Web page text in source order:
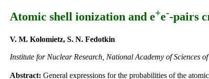
Atomic shell ionization and e+e--pairs
V. M. Kolomietz, S. N. Fedotkin
Institute for Nuclear Research, National Academy of Sciences
Abstract: General expressions for the probabilities of the